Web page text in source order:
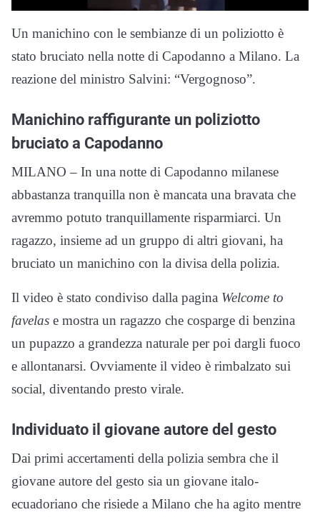
Un manichino con le sembianze di un poliziotto è
stato bruciato nella notte di Capodanno a Milano. La
reazione del ministro Salvini: “Vergognoso”.
Manichino raffigurante un poliziotto
bruciato a Capodanno
MILANO – In una notte di Capodanno milanese
abbastanza tranquilla non è mancata una bravata che
avremmo potuto tranquillamente risparmiarci. Un
ragazzo, insieme ad un gruppo di altri giovani, ha
bruciato un manichino con la divisa della polizia.
Il video è stato condiviso dalla pagina Welcome to
favelas e mostra un ragazzo che cosparge di benzina
un pupazzo a grandezza naturale per poi dargli fuoco
e allontanarsi. Ovviamente il video è rimbalzato sui
social, diventando presto virale.
Individuato il giovane autore del gesto
Dai primi accertamenti della polizia sembra che il
giovane autore del gesto sia un giovane italo-
ecuadoriano che risiede a Milano che ha agito mentre